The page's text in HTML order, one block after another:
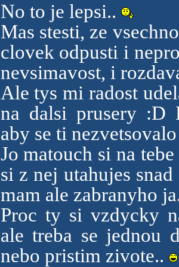
No to je lepsi..
Mas stesti, ze
clovek odpusti i
nevsimavost, i
Ale tys mi radost
na dalsi prusery :D
aby se ti
Jo matouch si na
si z nej utahujes
mam ale zabranyho
Proc ty si vzdycky
ale treba se jednou
nebo pristim zivote..